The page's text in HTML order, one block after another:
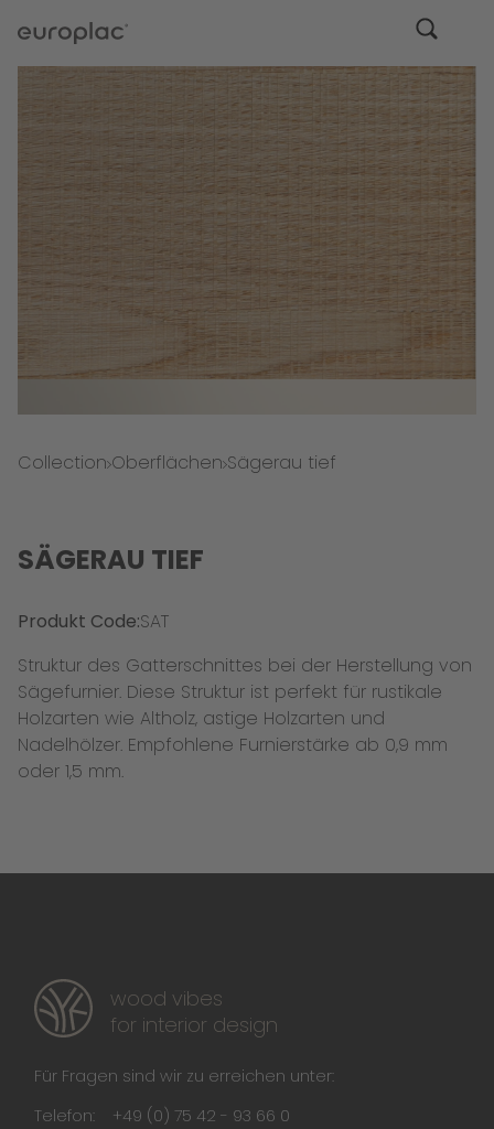
Collection Oberflächen Sägerau tief
SÄGERAU TIEF
Produkt Code:SAT
Struktur des Gatterschnittes bei der Herstellung von
Sägefurnier. Diese Struktur ist perfekt für rustikale
Holzarten wie Altholz, astige Holzarten und
Nadelhölzer. Empfohlene Furnierstärke ab 0,9 mm
oder 1,5 mm.
wood vibes
for interior design
Für Fragen sind wir zu erreichen unter:
Telefon:
+49 (0) 75 42 - 93 66 0